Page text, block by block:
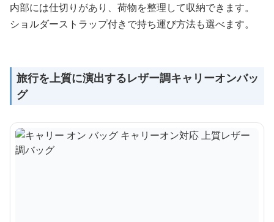
内部には仕切りがあり、荷物を整理して収納できます。
ショルダーストラップ付きで持ち運び方法も選べます。
旅行を上質に演出するレザー調キャリーオンバッ
グ